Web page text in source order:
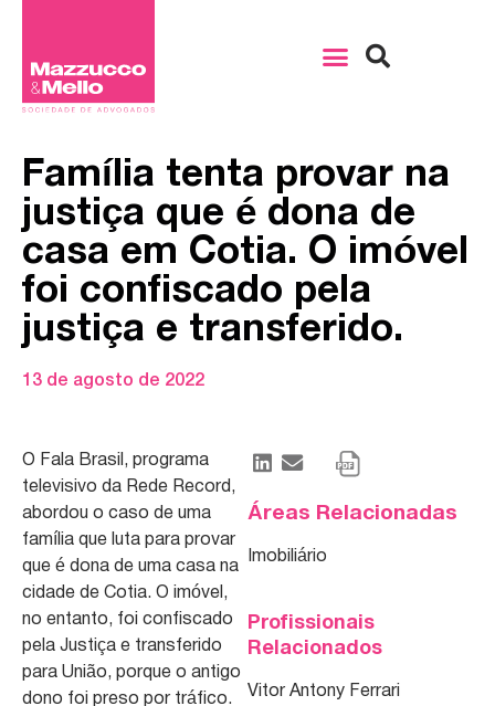
Família tenta provar na
justiça que é dona de
casa em Cotia. O imóvel
foi confiscado pela
justiça e transferido.
13 de agosto de 2022
O Fala Brasil, programa
televisivo da Rede Record,
abordou o caso de uma
família que luta para provar
que é dona de uma casa na
cidade de Cotia. O imóvel,
no entanto, foi confiscado
pela Justiça e transferido
para União, porque o antigo
dono foi preso por tráfico.
Áreas Relacionadas
Imobiliário
Profissionais
Relacionados
Vitor Antony Ferrari